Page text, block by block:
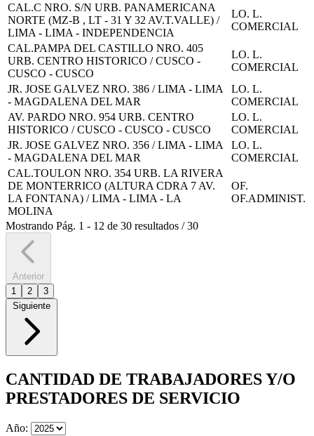
CAL.C NRO. S/N URB. PANAMERICANA
NORTE (MZ-B , LT - 31 Y 32 AV.T.VALLE) /
LIMA - LIMA - INDEPENDENCIA
LO. L.
COMERCIAL
CAL.PAMPA DEL CASTILLO NRO. 405
URB. CENTRO HISTORICO / CUSCO -
CUSCO - CUSCO
LO. L.
COMERCIAL
JR. JOSE GALVEZ NRO. 386 / LIMA - LIMA
- MAGDALENA DEL MAR
LO. L.
COMERCIAL
AV. PARDO NRO. 954 URB. CENTRO
HISTORICO / CUSCO - CUSCO - CUSCO
LO. L.
COMERCIAL
JR. JOSE GALVEZ NRO. 356 / LIMA - LIMA
- MAGDALENA DEL MAR
LO. L.
COMERCIAL
CAL.TOULON NRO. 354 URB. LA RIVERA
DE MONTERRICO (ALTURA CDRA 7 AV.
LA FONTANA) / LIMA - LIMA - LA
MOLINA
OF.
OF.ADMINIST.
Mostrando Pág. 1 - 12 de 30 resultados /30
Anterior
1
2
3
Siguiente
CANTIDAD DE TRABAJADORES Y/O
PRESTADORES DE SERVICIO
Año: